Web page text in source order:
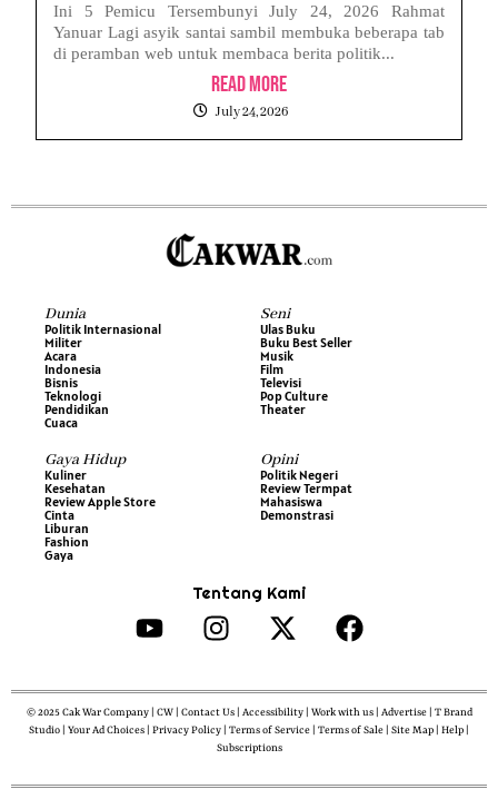
Ini 5 Pemicu Tersembunyi July 24, 2026 Rahmat
Yanuar Lagi asyik santai sambil membuka beberapa tab
di peramban web untuk membaca berita politik...
Read More
July 24, 2026
Dunia
Politik Internasional
Militer
Acara
Indonesia
Bisnis
Teknologi
Pendidikan
Cuaca
Seni
Ulas Buku
Buku Best Seller
Musik
Film
Televisi
Pop Culture
Theater
Gaya Hidup
Kuliner
Kesehatan
Review Apple Store
Cinta
Liburan
Fashion
Gaya
Opini
Politik Negeri
Review Termpat
Mahasiswa
Demonstrasi
Tentang Kami
© 2025 Cak War Company | CW | Contact Us | Accessibility | Work with us | Advertise | T Brand
Studio | Your Ad Choices | Privacy Policy | Terms of Service | Terms of Sale | Site Map | Help |
Subscriptions